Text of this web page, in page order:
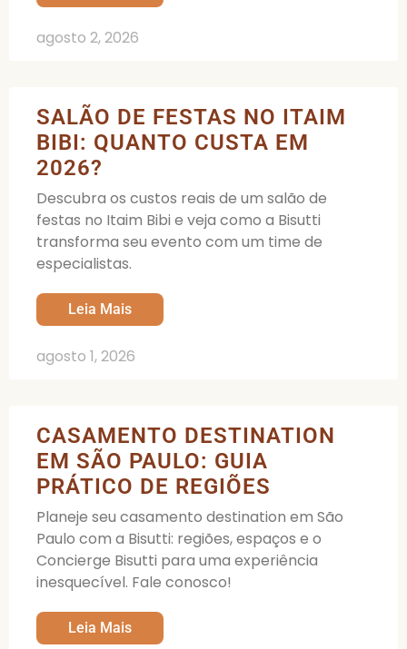
agosto 2, 2026
SALÃO DE FESTAS NO ITAIM
BIBI: QUANTO CUSTA EM
2026?
Descubra os custos reais de um salão de
festas no Itaim Bibi e veja como a Bisutti
transforma seu evento com um time de
especialistas.
Leia Mais
agosto 1, 2026
CASAMENTO DESTINATION
EM SÃO PAULO: GUIA
PRÁTICO DE REGIÕES
Planeje seu casamento destination em São
Paulo com a Bisutti: regiões, espaços e o
Concierge Bisutti para uma experiência
inesquecível. Fale conosco!
Leia Mais